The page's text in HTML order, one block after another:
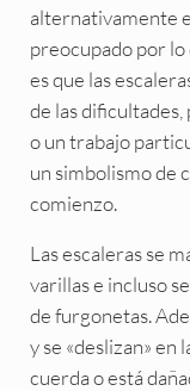
alternativamente
preocupado por lo
es que las
de las
o un trabajo
un simbolismo de
comienzo.
Las escaleras se
varillas e incluso
de furgonetas.
y se «deslizan» en
cuerda o está